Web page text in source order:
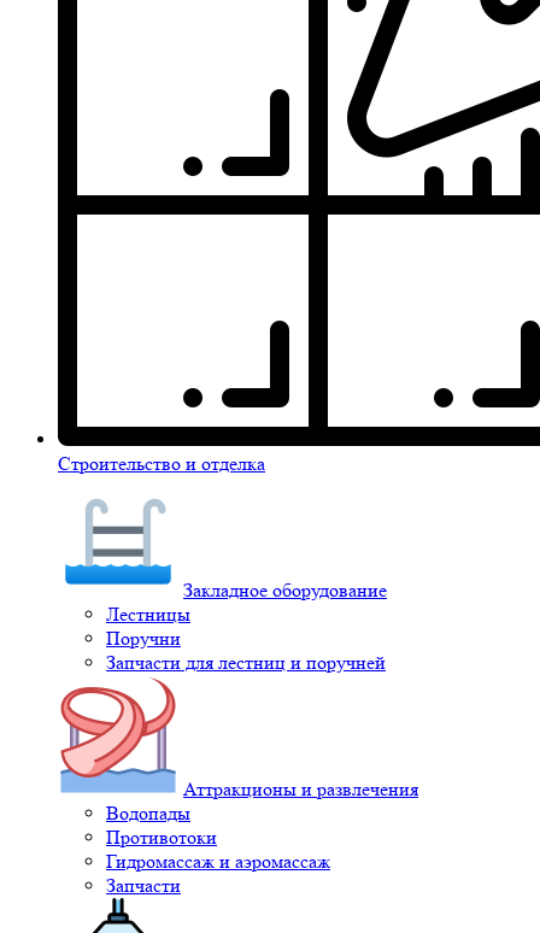
Строительство и отделка
Закладное оборудование
Лестницы
Поручни
Запчасти для лестниц и поручней
Аттракционы и развлечения
Водопады
Противотоки
Гидромассаж и аэромассаж
Запчасти